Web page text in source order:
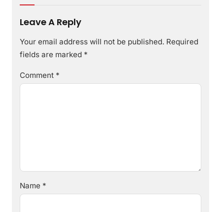
Leave A Reply
Your email address will not be published. Required
fields are marked *
Comment *
Name *